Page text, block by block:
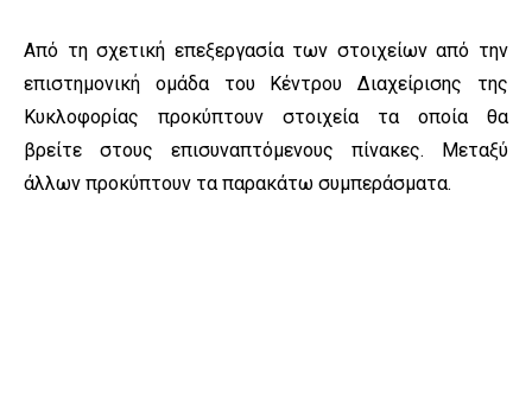
Από τη σχετική επεξεργασία των στοιχείων από την
επιστημονική ομάδα του Κέντρου Διαχείρισης της
Κυκλοφορίας προκύπτουν στοιχεία τα οποία θα
βρείτε στους επισυναπτόμενους πίνακες. Μεταξύ
άλλων προκύπτουν τα παρακάτω συμπεράσματα.